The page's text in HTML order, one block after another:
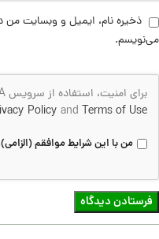
ذخیره نام، ایمیل و وبسایت من
می‌نویسم.
برای امنیت، استفاده از سرویس reCAPTCHA گوگل مورد نیاز است که تابع
Policy and Terms of Use
من با این شرایط موافقم